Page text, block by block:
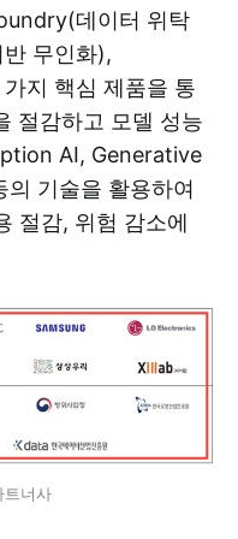
데이터 위탁
무인화),
지 핵심 제품을 통
절감하고 모델 성능
AI, Generative
기술을 활용하여
절감, 위험 감소에
트너사